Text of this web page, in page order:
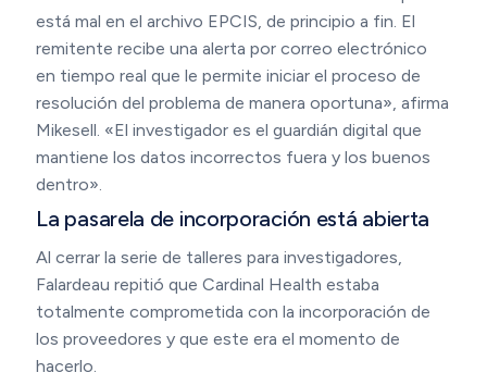
está mal en el archivo EPCIS, de principio a fin. El
remitente recibe una alerta por correo electrónico
en tiempo real que le permite iniciar el proceso de
resolución del problema de manera oportuna», afirma
Mikesell. «El investigador es el guardián digital que
mantiene los datos incorrectos fuera y los buenos
dentro».
La pasarela de incorporación está abierta
Al cerrar la serie de talleres para investigadores,
Falardeau repitió que Cardinal Health estaba
totalmente comprometida con la incorporación de
los proveedores y que este era el momento de
hacerlo.